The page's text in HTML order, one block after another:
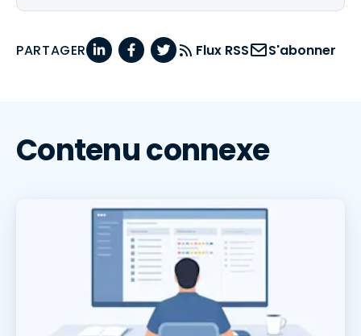
PARTAGER Flux RSS S'abonner
Contenu connexe